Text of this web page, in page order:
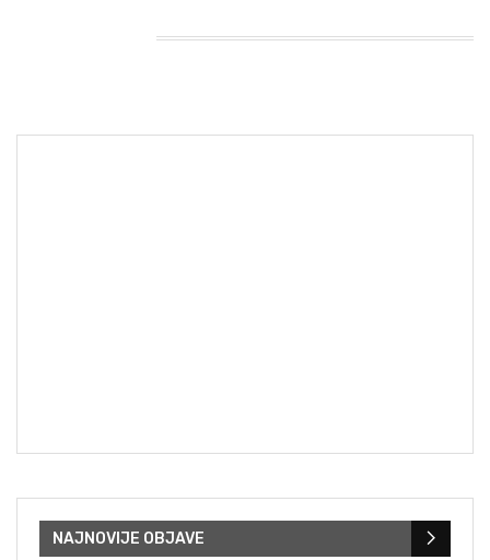
NAJNOVIJE OBJAVE